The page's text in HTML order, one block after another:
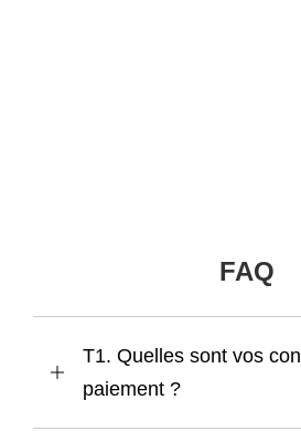
FAQ
T1. Quelles sont vos
paiement ?